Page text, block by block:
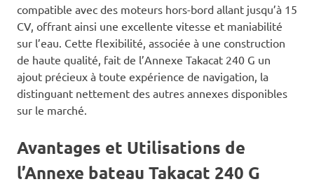
compatible avec des moteurs hors-bord allant jusqu’à 15
CV, offrant ainsi une excellente vitesse et maniabilité
sur l’eau. Cette flexibilité, associée à une construction
de haute qualité, fait de l’Annexe Takacat 240 G un
ajout précieux à toute expérience de navigation, la
distinguant nettement des autres annexes disponibles
sur le marché.
Avantages et Utilisations de
l’Annexe bateau Takacat 240 G